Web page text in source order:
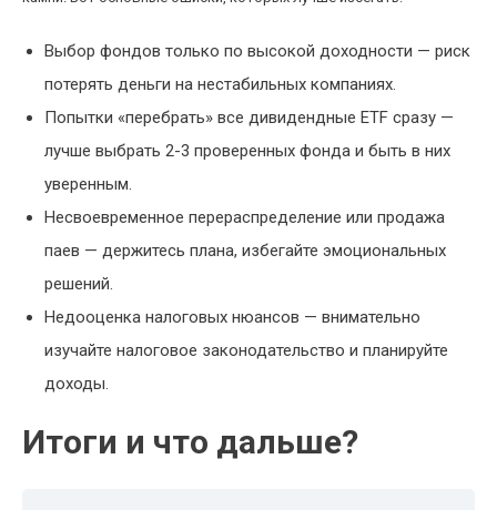
Выбор фондов только по высокой доходности — риск
потерять деньги на нестабильных компаниях.
Попытки «перебрать» все дивидендные ETF сразу —
лучше выбрать 2-3 проверенных фонда и быть в них
уверенным.
Несвоевременное перераспределение или продажа
паев — держитесь плана, избегайте эмоциональных
решений.
Недооценка налоговых нюансов — внимательно
изучайте налоговое законодательство и планируйте
доходы.
Итоги и что дальше?